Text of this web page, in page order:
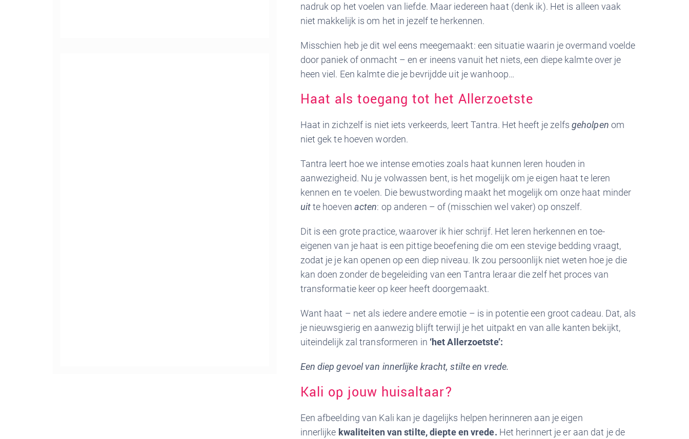
nadruk op het voelen van liefde. Maar iedereen haat (denk ik). Het is alleen vaak
niet makkelijk is om het in jezelf te herkennen.
Misschien heb je dit wel eens meegemaakt: een situatie waarin je overmand voelde
door paniek of onmacht – en er ineens vanuit het niets, een diepe kalmte over je
heen viel. Een kalmte die je bevrijdde uit je wanhoop…
Haat als toegang tot het Allerzoetste
Haat in zichzelf is niet iets verkeerds, leert Tantra. Het heeft je zelfs geholpen om
niet gek te hoeven worden.
Tantra leert hoe we intense emoties zoals haat kunnen leren houden in
aanwezigheid. Nu je volwassen bent, is het mogelijk om je eigen haat te leren
kennen en te voelen. Die bewustwording maakt het mogelijk om onze haat minder
uitte hoeven acten: op anderen – of (misschien wel vaker) op onszelf.
Dit is een grote practice, waarover ik hier schrijf. Het leren herkennen en toe-
eigenen van je haat is een pittige beoefening die om een stevige bedding vraagt,
zodat je je kan openen op een diep niveau. Ik zou persoonlijk niet weten hoe je die
kan doen zonder de begeleiding van een Tantra leraar die zelf het proces van
transformatie keer op keer heeft doorgemaakt.
Want haat – net als iedere andere emotie – is in potentie een groot cadeau. Dat, als
je nieuwsgierig en aanwezig blijft terwijl je het uitpakt en van alle kanten bekijkt,
uiteindelijk zal transformeren in ‘het Allerzoetste’:
Een diep gevoel van innerlijke kracht, stilte en vrede.
Kali op jouw huisaltaar?
Een afbeelding van Kali kan je dagelijks helpen herinneren aan je eigen
innerlijke kwaliteiten van stilte, diepte en vrede. Het herinnert je er aan dat je de